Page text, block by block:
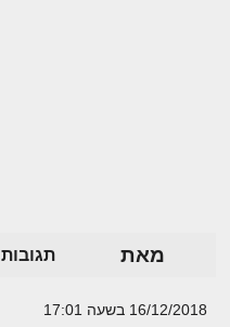
מאת תגובות
16/12/2018 בשעה 17:01